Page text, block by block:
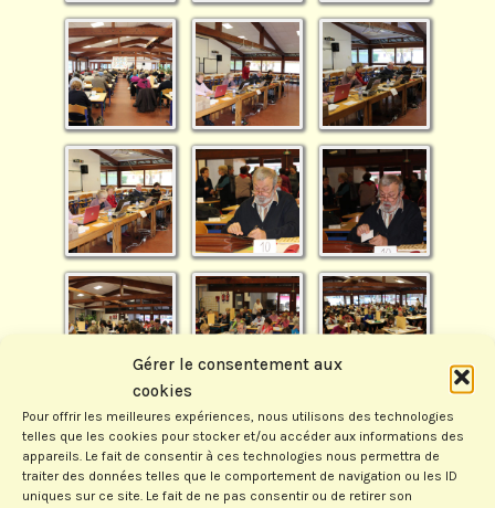
Gérer le consentement aux
cookies
Pour offrir les meilleures expériences, nous utilisons des technologies
telles que les cookies pour stocker et/ou accéder aux informations des
appareils. Le fait de consentir à ces technologies nous permettra de
traiter des données telles que le comportement de navigation ou les ID
uniques sur ce site. Le fait de ne pas consentir ou de retirer son